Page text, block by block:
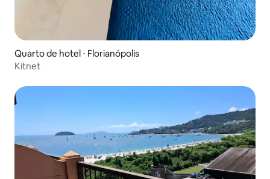
Quarto de hotel ⋅ Florianópolis
Kitnet